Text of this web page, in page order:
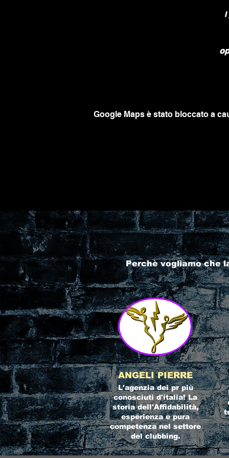
I
Google Maps è stato bloccato a
Perchè vogliamo che
ANGELI PIERRE
L'agenzia dei pr più
conosciuti d'italia! La
storia dell'Affidabilità,
esperienza e pura
competenza nel settore
del clubbing.